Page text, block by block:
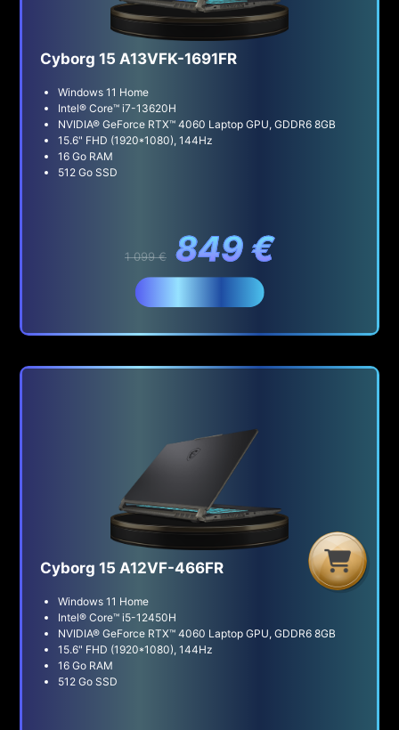
C
B
G
Cyborg 15 A13VFK-1691FR
Windows 11 Home
Intel® Core™ i7-13620H
NVIDIA® GeForce RTX™ 4060 Laptop GPU, GDDR6 8GB
15.6" FHD (1920*1080), 144Hz
16 Go RAM
512 Go SSD
1 099 € 849 €
Cyborg 15 A12VF-466FR
Windows 11 Home
Intel® Core™ i5-12450H
NVIDIA® GeForce RTX™ 4060 Laptop GPU, GDDR6 8GB
15.6" FHD (1920*1080), 144Hz
16 Go RAM
512 Go SSD